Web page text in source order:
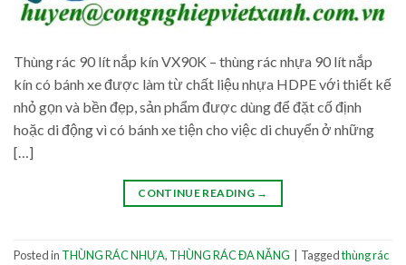
Thùng rác 90 lít nắp kín VX90K – thùng rác nhựa 90 lít nắp
kín có bánh xe được làm từ chất liệu nhựa HDPE với thiết kế
nhỏ gọn và bền đẹp, sản phẩm được dùng để đặt cố định
hoặc di động vì có bánh xe tiện cho việc di chuyển ở những
[…]
CONTINUE READING →
Posted in THÙNG RÁC NHỰA, THÙNG RÁC ĐA NĂNG Taggedthùng rác